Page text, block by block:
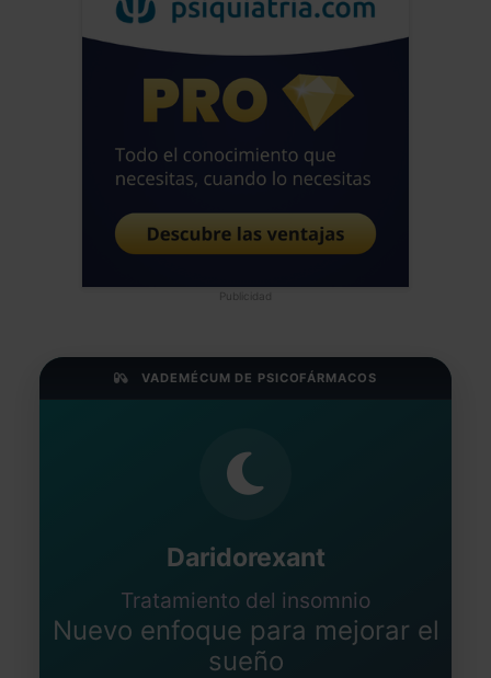
extremas de no conformidad de género
son simplemente una variante normal de
Sin embargo, cuando el desequilibrio
percibido entre el sexo al nacer y la
identidad de género que se siente causa
a alguien angustia o discapacidad
de género puede ser apropiado,
centrándose en la angustia de la persona
en lugar de en la presencia de la
Daniel Illuminati
Publicidad
VADEMÉCUM DE PSICOFÁRMACOS
Daridorexant
Tratamiento del insomnio
Nuevo enfoque para mejorar el
sueño